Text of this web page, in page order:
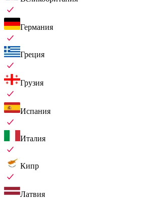
Германия
Греция
Грузия
Испания
Италия
Кипр
Латвия